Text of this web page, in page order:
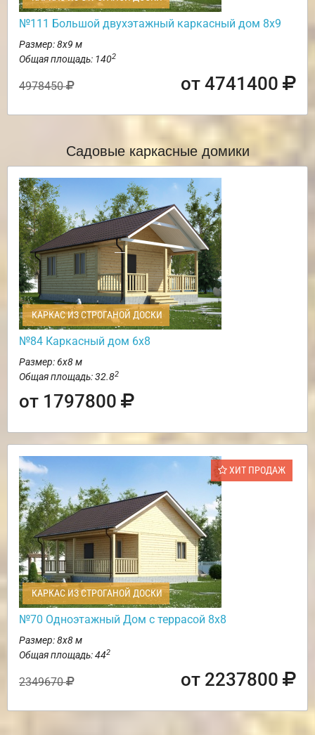
№111 Большой двухэтажный каркасный дом 8х9
Размер: 8х9 м
Общая площадь: 1402
4978450 от 4741400
Садовые каркасные домики
КАРКАС ИЗ СТРОГАНОЙ ДОСКИ
№84 Каркасный дом 6х8
Размер: 6х8 м
Общая площадь: 32.82
от 1797800
ХИТ ПРОДАЖ
КАРКАС ИЗ СТРОГАНОЙ ДОСКИ
№70 Одноэтажный Дом с террасой 8х8
Размер: 8х8 м
Общая площадь: 442
2349670 от 2237800